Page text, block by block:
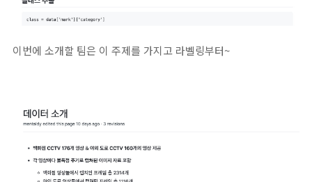
이번에 소개할 팀은 이 주제를 가지고 라벨링부터~